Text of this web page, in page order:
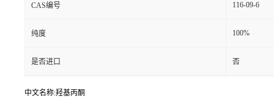
CAS编号 116-09-6
纯度 100%
是否进口 否
中文名称:羟基丙酮